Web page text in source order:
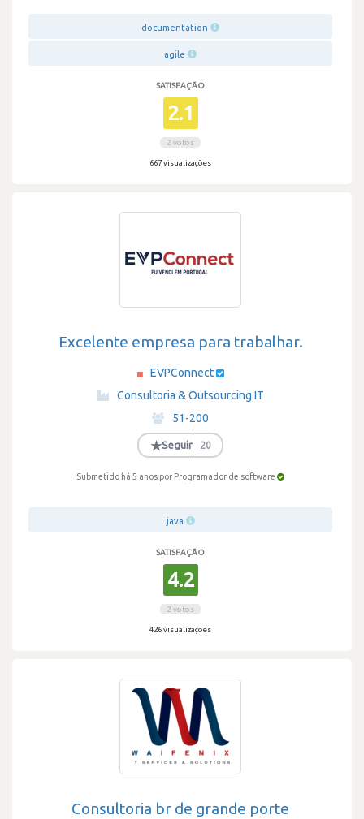
documentation
agile
SATISFAÇÃO
2.1
2 votos
667 visualizações
Excelente empresa para trabalhar.
EVPConnect
·
Consultoria & Outsourcing IT
·
51-200
·
★Seguir 20
Submetido há 5 anos por Programador de software
java
SATISFAÇÃO
4.2
2 votos
426 visualizações
Consultoria br de grande porte